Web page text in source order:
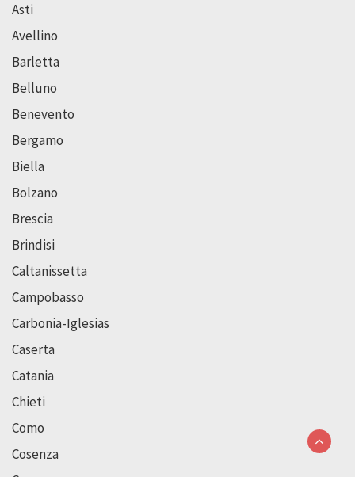
Asti
Avellino
Barletta
Belluno
Benevento
Bergamo
Biella
Bolzano
Brescia
Brindisi
Caltanissetta
Campobasso
Carbonia-Iglesias
Caserta
Catania
Chieti
Como
Cosenza